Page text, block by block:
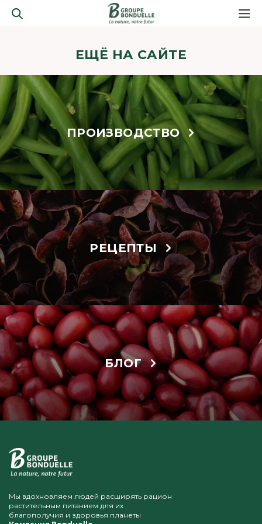
ЕЩЁ НА САЙТЕ
ПРОИЗВОДСТВО
РЕЦЕПТЫ
БЛОГ
Мы вдохновляем людей расширять рацион
растительным питанием для их
благополучия и здоровья планеты